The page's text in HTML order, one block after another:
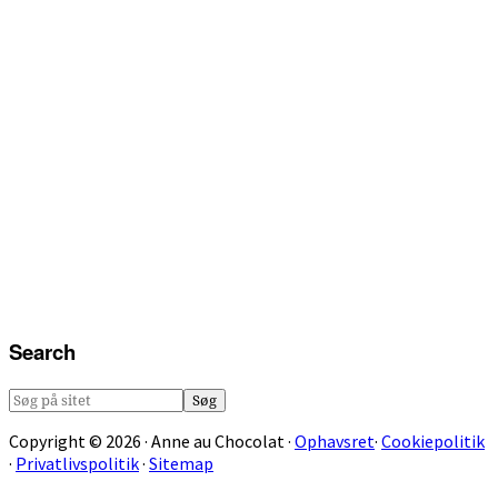
Search
Søg
sitet
Copyright © 2026 · Anne au Chocolat · Ophavsret· Cookiepolitik
· Privatlivspolitik· Sitemap